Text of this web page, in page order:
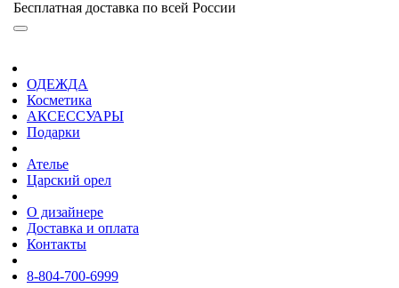
Бесплатная доставка по всей России
ОДЕЖДА
Косметика
АКСЕССУАРЫ
Подарки
Ателье
Царский орел
О дизайнере
Доставка и оплата
Контакты
8-804-700-6999